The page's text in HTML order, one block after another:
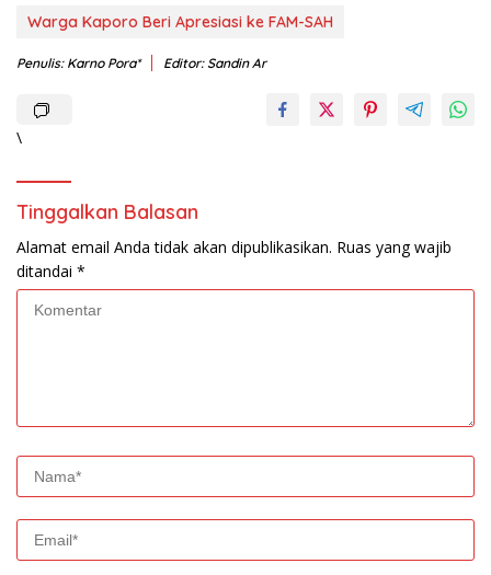
Warga Kaporo Beri Apresiasi ke FAM-SAH
Penulis: Karno Pora* Editor: Sandin Ar
\
Tinggalkan Balasan
Alamat email Anda tidak akan dipublikasikan. Ruas yang wajib
ditandai *